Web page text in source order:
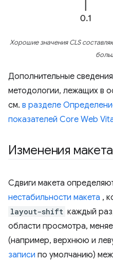
Хорошие значения CLS
Дополнительные
методологии, лежащих в
см. в разделе
показателей Core Web
Изменения
Сдвиги макета
нестабильности макета ,
layout-shift каждый
области просмотра,
(например, верхнюю и
записи по умолчанию)